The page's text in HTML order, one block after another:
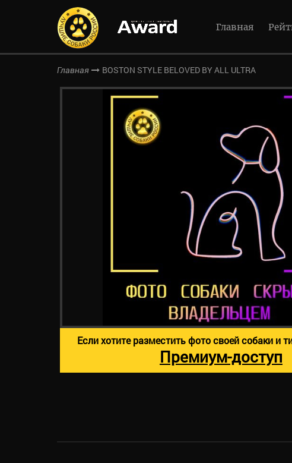
Главная
Главная BOSTON STYLE BELOVED BY ALL ULTRA
Если хотите разместить фото своей собаки и
Премиум-доступ